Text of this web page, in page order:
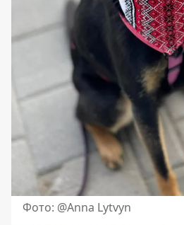
Фото: @Anna Lytvyn